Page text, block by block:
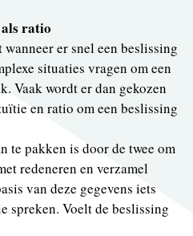
ratio
er snel een beslissing
situaties vragen om een
Vaak wordt er dan gekozen
en ratio om een beslissing
te pakken is door de twee om
redeneren en verzamel
van deze gegevens iets
spreken. Voelt de beslissing